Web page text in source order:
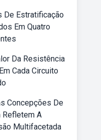
De Estratificação
Em Quatro
Da Resistência
Cada Circuito
Concepções De
Refletem A
Multifacetada